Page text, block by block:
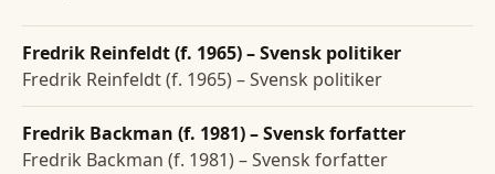
Fredrik Reinfeldt (f. 1965) – Svensk politiker
Fredrik Reinfeldt (f. 1965) – Svensk politiker
Fredrik Backman (f. 1981) – Svensk forfatter
Fredrik Backman (f. 1981) – Svensk forfatter